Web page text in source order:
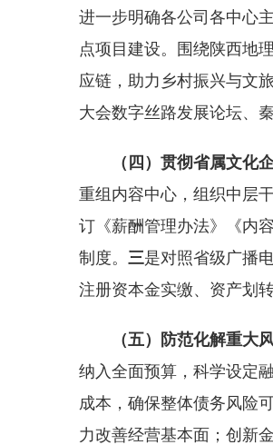
进一步明确各公司各中心
点项目建设。围绕陕西地
应链，助力乡村振兴与文
大会数字丝路发展论坛、
（四） 贯彻省属文化
重组内容中心，组织中层
订《薪酬管理办法》《内
制度。 三是对照省级广播
注册资本金实缴、资产划转
（五） 防范化解重大
纳入全面预算，科学设定
成本，确保整体债务风险
力改善经营基本面；创新